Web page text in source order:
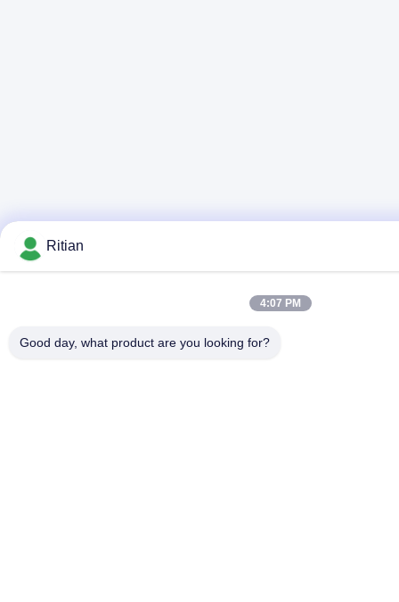
Ritian
4:07 PM
Good day, what product are you looking for?